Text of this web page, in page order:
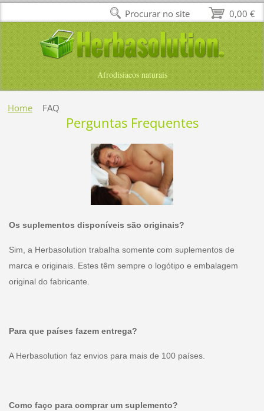
Afrodisiacos naturais
Home FAQ
Perguntas Frequentes
Os suplementos disponíveis são originais?
Sim, a Herbasolution trabalha somente com suplementos de
marca e originais. Estes têm sempre o logótipo e embalagem
original do fabricante.
Para que países fazem entrega?
A Herbasolution faz envios para mais de 100 países.
Como faço para comprar um suplemento?
0,00 €
Procurar no site